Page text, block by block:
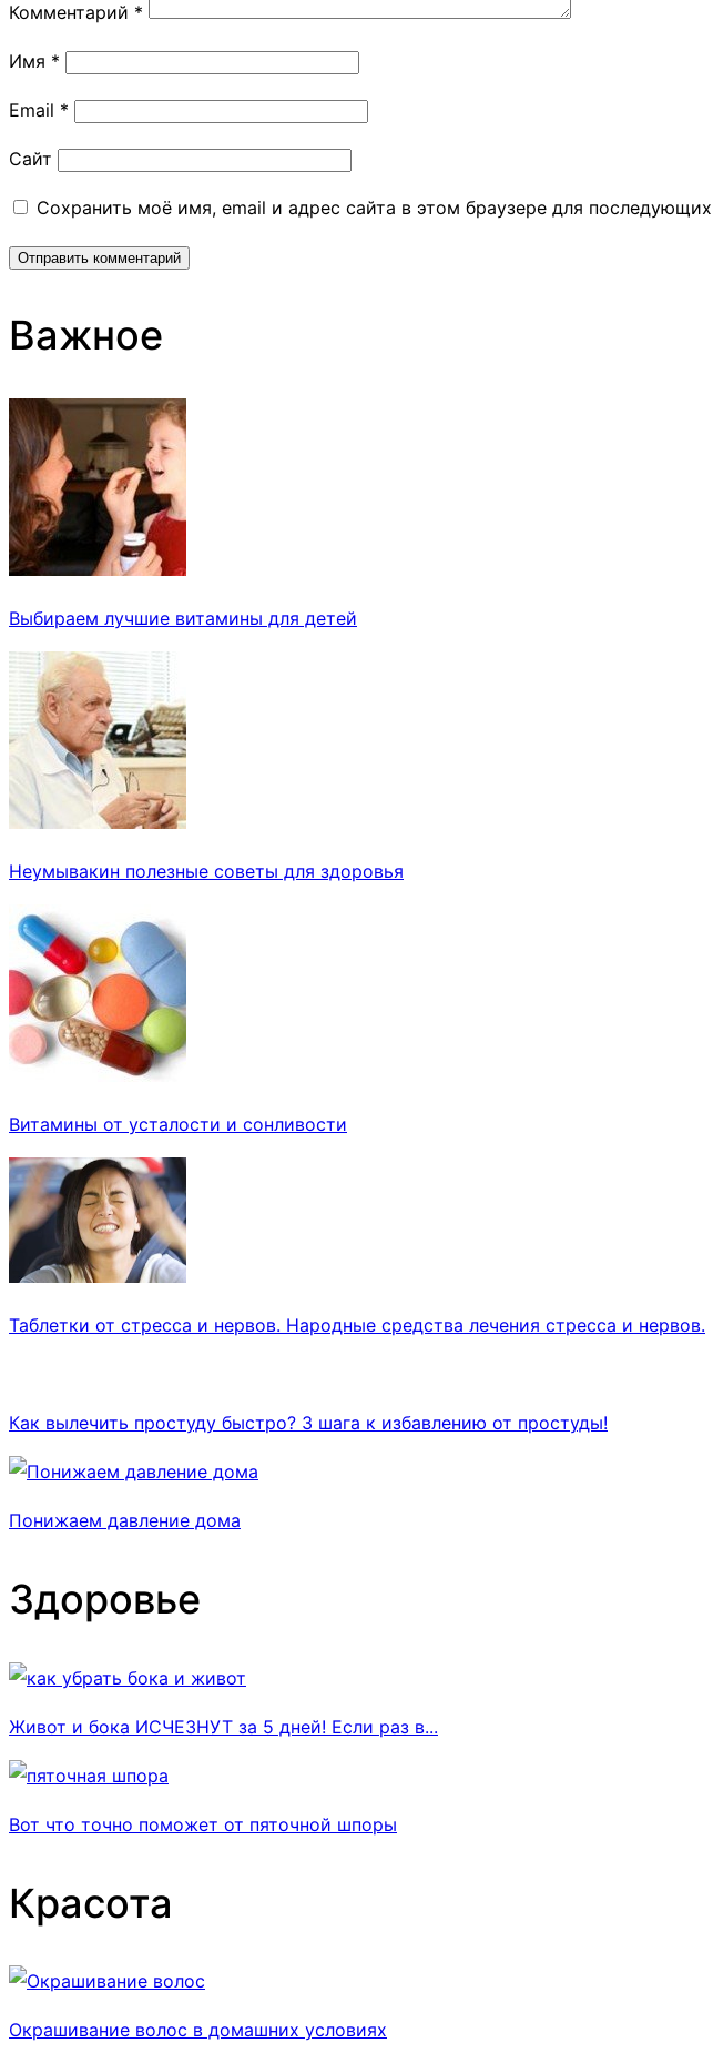
Комментарий *
Имя *
Email *
Сайт
Сохранить моё имя, email и адрес сайта в этом браузере для
Важное
Выбираем лучшие витамины для детей
Неумывакин полезные советы для здоровья
Витамины от усталости и сонливости
Таблетки от стресса и нервов. Народные средства лечения стресса и нервов.
Как вылечить простуду быстро? 3 шага к избавлению от простуды!
Понижаем давление дома
Здоровье
Живот и бока ИСЧЕЗНУТ за 5 дней! Если раз в...
Вот что точно поможет от пяточной шпоры
Красота
Окрашивание волос в домашних условиях